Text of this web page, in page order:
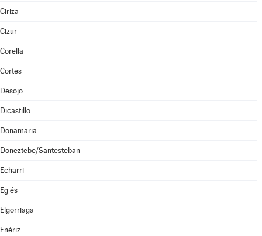
Ciriza
Cizur
Corella
Cortes
Desojo
Dicastillo
Donamaria
Doneztebe/Santesteban
Echarri
Eg és
Elgorriaga
Enériz